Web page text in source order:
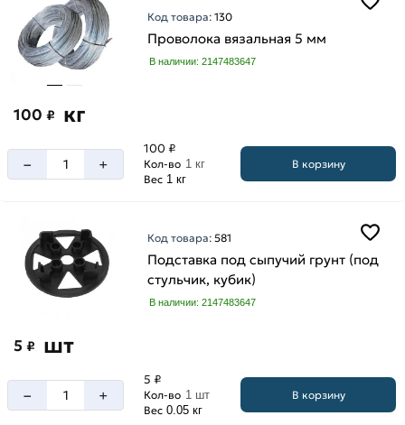
Код товара:130
Проволока вязальная 5 мм
В наличии: 2147483647
100 ₽ кг
– +
100 ₽
Кол-во 1 кг
Вес 1 кг
В корзину
Код товара:581
Подставка под сыпучий грунт (под
стульчик, кубик)
В наличии: 2147483647
5 ₽ шт
– +
5 ₽
Кол-во 1 шт
Вес 0.05 кг
В корзину